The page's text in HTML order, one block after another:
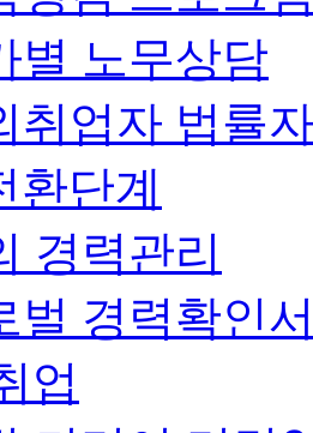
별 노무상담
취업자 법률
환단계
경력관리
벌 경력확인
업